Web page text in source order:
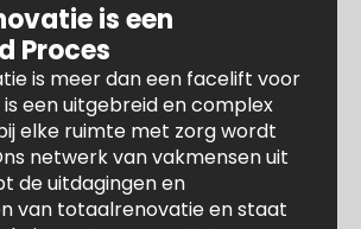
is een
Proces
is meer dan een facelift voor
is een uitgebreid en complex
elke ruimte met zorg wordt
netwerk van vakmensen uit
de uitdagingen en
van totaalrenovatie en staat